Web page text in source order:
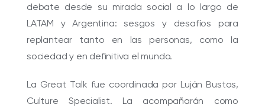
debate desde su mirada social a lo largo de
LATAM y Argentina: sesgos y desafíos para
replantear tanto en las personas, como la
sociedad y en definitiva el mundo.
La Great Talk fue coordinada por Luján Bustos,
Culture Specialist. La acompañarán como